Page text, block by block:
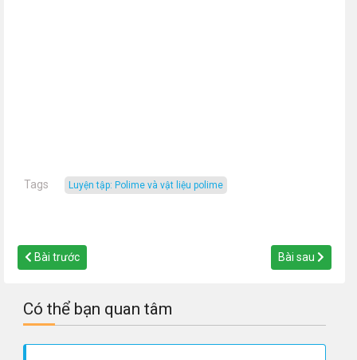
Tags luyện tập: Polime và vật liệu polime
Bài trước Bài sau
Có thể bạn quan tâm